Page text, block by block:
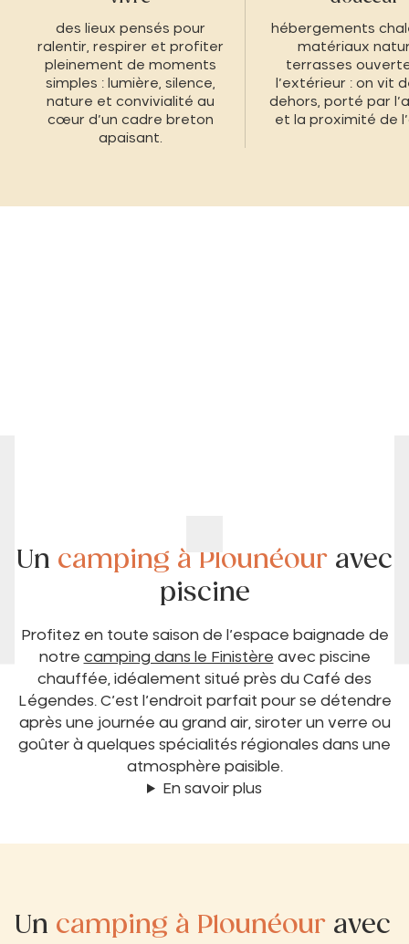
des lieux pensés pour
ralentir, respirer et profiter
pleinement de moments
simples : lumière, silence,
nature et convivialité au
cœur d’un cadre breton
apaisant.
hébergements
matériaux
terrasses
l’extérieur : on vit
dehors, porté par
et la proximité de
Un camping à Plounéour avec
piscine
Profitez en toute saison de l’espace baignade de
notre camping dans le Finistère avec piscine
chauffée, idéalement situé près du Café des
Légendes. C’est l’endroit parfait pour se détendre
après une journée au grand air, siroter un verre ou
goûter à quelques spécialités régionales dans une
atmosphère paisible.
En savoir plus
Un camping à Plounéour avec